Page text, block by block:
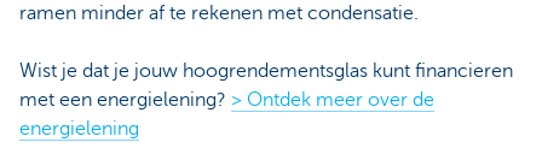
ramen minder af te rekenen met condensatie.
Wist je dat je jouw hoogrendementsglas kunt financieren
met een energielening? > Ontdek meer over de
energielening